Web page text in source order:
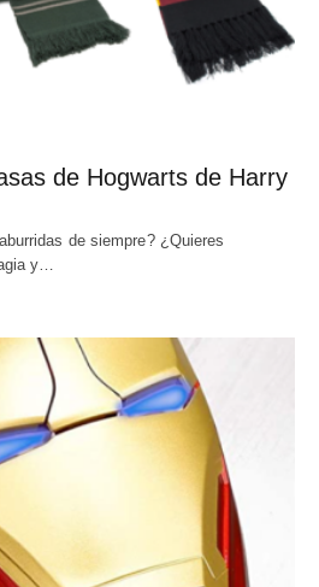
de Hogwarts de Harry
de siempre? ¿Quieres
y…